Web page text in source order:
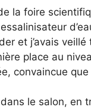
la foire
et j’avais
place au
convaincue
le salon, en